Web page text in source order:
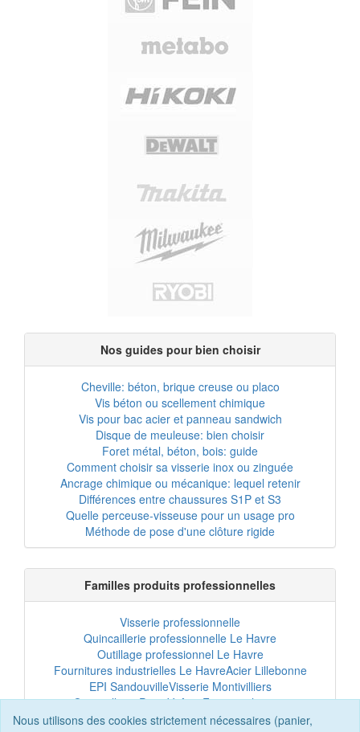
Nous utilisons des cookies strictement nécessaires (panier,
Nos guides pour bien choisir
Cheville: béton, brique creuse ou placo
Vis béton ou scellement chimique
Vis pour bac acier et panneau sandwich
Disque de meuleuse: bien choisir
Foret métal, béton, bois: guide
Comment choisir sa visserie inox ou zinguée
Ancrage chimique ou mécanique: lequel retenir
Différences entre chaussures S1P et S3
Quelle perceuse-visseuse pour un usage pro
Méthode de pose d'une clôture rigide
Familles produits professionnelles
Visserie professionnelle
Quincaillerie professionnelle Le Havre
Outillage professionnel Le Havre
Fournitures industrielles Le HavreAcier Lillebonne
EPI SandouvilleVisserie Montivilliers
Quincaillerie Port-JérômeFixation chantier
EPI professionnelOutillage maintenance